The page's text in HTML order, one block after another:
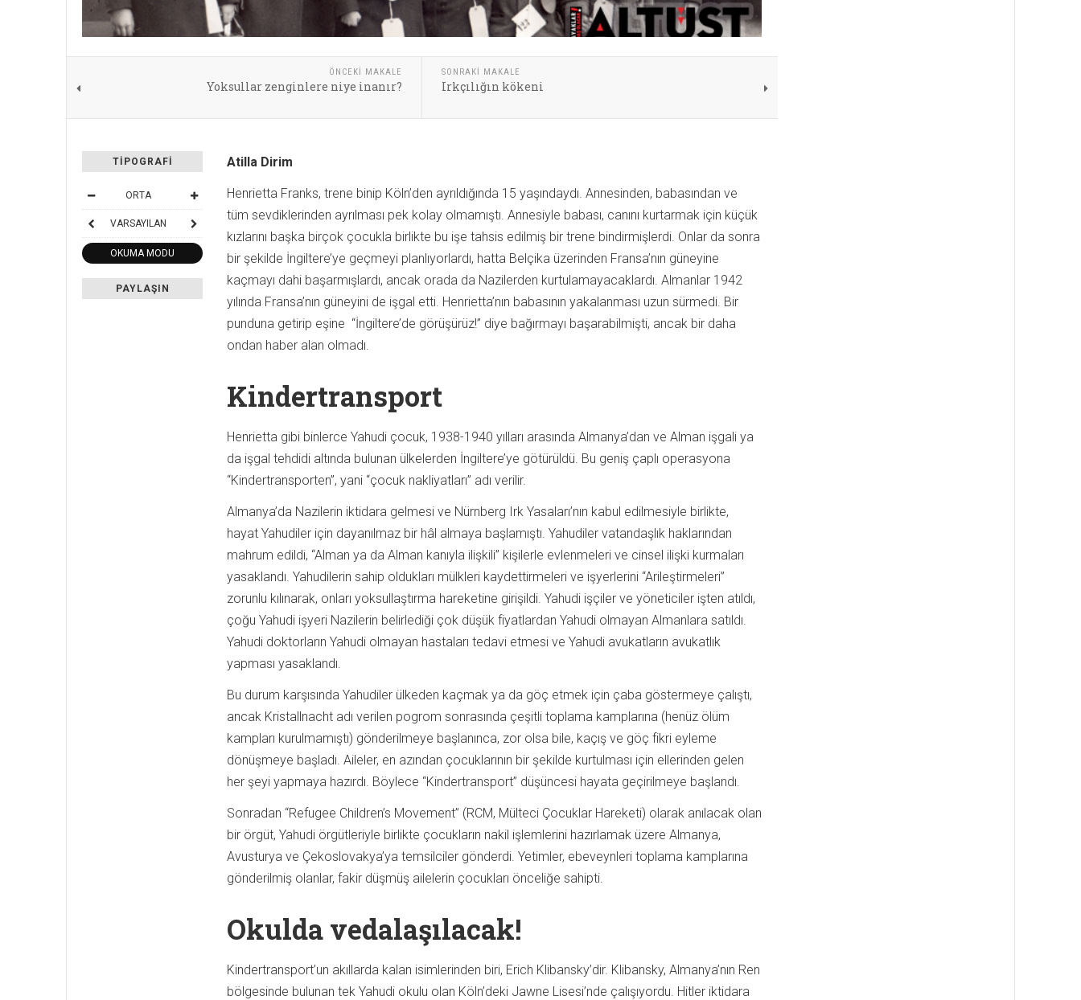
ÖNCEKI MAKALE
Yoksullar zenginlere niye inanır?
SONRAKI MAKALE
Irkçılığın kökeni
TIPOGRAFI
ORTA
VARSAYILAN
OKUMA MODU
PAYLAŞIN
Atilla Dirim
Henrietta Franks, trene binip Köln’den ayrıldığında 15 yaşındaydı. Annesinden, babasından ve
tüm sevdiklerinden ayrılması pek kolay olmamıştı. Annesiyle babası, canını kurtarmak için küçük
kızlarını başka birçok çocukla birlikte bu işe tahsis edilmiş bir trene bindirmişlerdi. Onlar da sonra
bir şekilde İngiltere’ye geçmeyi planlıyorlardı, hatta Belçika üzerinden Fransa’nın güneyine
kaçmayı dahi başarmışlardı, ancak orada da Nazilerden kurtulamayacaklardı. Almanlar 1942
yılında Fransa’nın güneyini de işgal etti. Henrietta’nın babasının yakalanması uzun sürmedi. Bir
punduna getirip eşine “İngiltere’de görüşürüz!” diye bağırmayı başarabilmişti, ancak bir daha
ondan haber alan olmadı.
Kindertransport
Henrietta gibi binlerce Yahudi çocuk, 1938-1940 yılları arasında Almanya’dan ve Alman işgali ya
da işgal tehdidi altında bulunan ülkelerden İngiltere’ye götürüldü. Bu geniş çaplı operasyona
“Kindertransporten”, yani “çocuk nakliyatları” adı verilir.
Almanya’da Nazilerin iktidara gelmesi ve Nürnberg Irk Yasaları’nın kabul edilmesiyle birlikte,
hayat Yahudiler için dayanılmaz bir hâl almaya başlamıştı. Yahudiler vatandaşlık haklarından
mahrum edildi, “Alman ya da Alman kanıyla ilişkili” kişilerle evlenmeleri ve cinsel ilişki kurmaları
yasaklandı. Yahudilerin sahip oldukları mülkleri kaydettirmeleri ve işyerlerini “Arileştirmeleri”
zorunlu kılınarak, onları yoksullaştırma hareketine girişildi. Yahudi işçiler ve yöneticiler işten atıldı,
çoğu Yahudi işyeri Nazilerin belirlediği çok düşük fiyatlardan Yahudi olmayan Almanlara satıldı.
Yahudi doktorların Yahudi olmayan hastaları tedavi etmesi ve Yahudi avukatların avukatlık
yapması yasaklandı.
Bu durum karşısında Yahudiler ülkeden kaçmak ya da göç etmek için çaba göstermeye çalıştı,
ancak Kristallnacht adı verilen pogrom sonrasında çeşitli toplama kamplarına (henüz ölüm
kampları kurulmamıştı) gönderilmeye başlanınca, zor olsa bile, kaçış ve göç fikri eyleme
dönüşmeye başladı. Aileler, en azından çocuklarının bir şekilde kurtulması için ellerinden gelen
her şeyi yapmaya hazırdı. Böylece “Kindertransport” düşüncesi hayata geçirilmeye başlandı.
Sonradan “Refugee Children’s Movement” (RCM, Mülteci Çocuklar Hareketi) olarak anılacak olan
bir örgüt, Yahudi örgütleriyle birlikte çocukların nakil işlemlerini hazırlamak üzere Almanya,
Avusturya ve Çekoslovakya’ya temsilciler gönderdi. Yetimler, ebeveynleri toplama kamplarına
gönderilmiş olanlar, fakir düşmüş ailelerin çocukları önceliğe sahipti.
Okulda vedalaşılacak!
Kindertransport’un akıllarda kalan isimlerinden biri, Erich Klibansky’dir. Klibansky, Almanya’nın Ren
bölgesinde bulunan tek Yahudi okulu olan Köln’deki Jawne Lisesi’nde çalışıyordu. Hitler iktidara